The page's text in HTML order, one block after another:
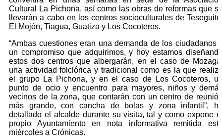
Cultural La Pichona, así como las obras de reformas que
llevarán a cabo en los centros socioculturales de
El Mojón, Tiagua, Guatiza y Los Cocoteros.
“Ambas cuestiones eran una demanda de los ciudadanos
un compromiso que adquirimos, y hoy estamos
estos dos centros que albergarán, en el caso de
una actividad folclórica y tradicional como es la que
el grupo La Pichona, y en el caso de Los Cocoteros,
punto de ocio y encuentro para mayores, niños y
vecinos de la zona, que contarán con un centro de
más grande, con cancha de bolas y zona infantil”,
detallado el alcalde durante su visita, tal y como expone
propio Ayuntamiento en nota informativa remitida
miércoles a Crónicas.